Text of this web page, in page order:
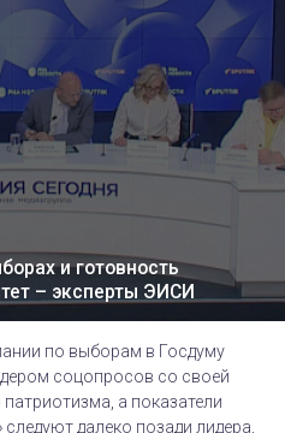
и готовность
– эксперты ЭИСИ
по выборам в Госдуму
соцопросов со своей
а показатели
далеко позади лидера,